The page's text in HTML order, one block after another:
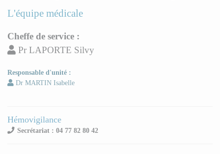
L'équipe médicale
Cheffe de service :
Pr LAPORTE Silvy
Responsable d'unité :
Dr MARTIN Isabelle
Hémovigilance
Secrétariat : 04 77 82 80 42